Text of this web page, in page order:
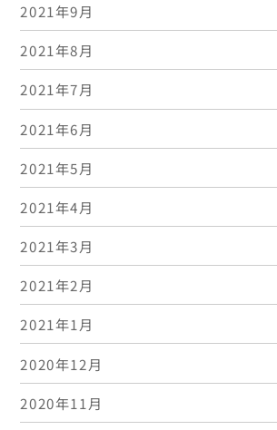
2021年9月
2021年8月
2021年7月
2021年6月
2021年5月
2021年4月
2021年3月
2021年2月
2021年1月
2020年12月
2020年11月